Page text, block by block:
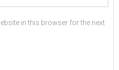
in this browser for the next